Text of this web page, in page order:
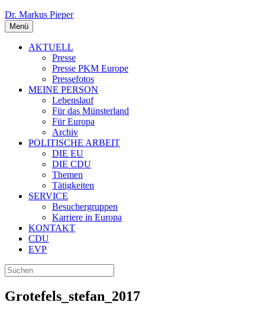
Dr. Markus Pieper
Menü
AKTUELL
Presse
Presse PKM Europe
Pressefotos
MEINE PERSON
Lebenslauf
Für das Münsterland
Für Europa
Archiv
POLITISCHE ARBEIT
DIE EU
DIE CDU
Themen
Tätigkeiten
SERVICE
Besuchergruppen
Karriere in Europa
KONTAKT
CDU
EVP
Grotefels_stefan_2017